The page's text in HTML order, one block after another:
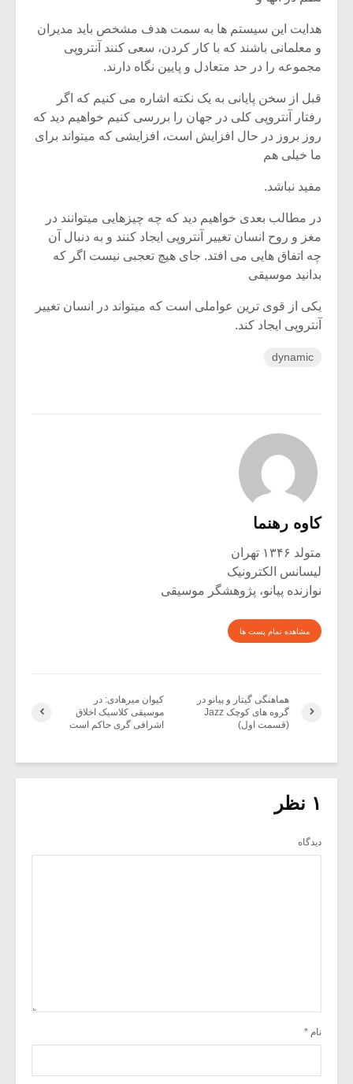
هدایت این سیستم ها به سمت هدف مشخص باید مدیران
و معلمانی باشند که با کار کردن، سعی کنند آنتروپی
مجموعه را در حد متعادل و پایین نگاه دارند.
قبل از سخن پایانی به یک نکته اشاره می کنیم که اگر
رفتار آنتروپی کلی در جهان را بررسی کنیم خواهیم دید که
روز بروز در حال افزایش است، افزایشی که میتواند برای
ما خیلی هم
مفید نباشد.
در مطالب بعدی خواهیم دید که چه چیزهایی میتوانند در
مغز و روح انسان تغییر آنتروپی ایجاد کنند و به دنبال آن
چه اتفاق هایی می افتد. جای هیچ تعجبی نیست اگر که
بدانید موسیقی
یکی از قوی ترین عواملی است که میتواند در انسان تغییر
آنتروپی ایجاد کند.
dynamic
کاوه رهنما
متولد ۱۳۴۶ تهران
لیسانس الکترونیک
نوازنده پیانو، پژوهشگر موسیقی
مشاهده تمام پست ها
کیوان میرهادی: در
موسیقی کلاسیک اخلاق
اشرافی گری حاکم است
هماهنگی گیتار و پیانو در
گروه های کوچک Jazz
(قسمت اول)
۱ نظر
دیدگاه
نام *